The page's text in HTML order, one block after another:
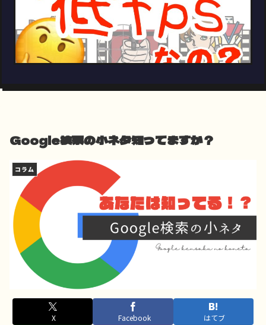
Google検索の小ネタ知ってますか？
コラム
X Facebook はてブ